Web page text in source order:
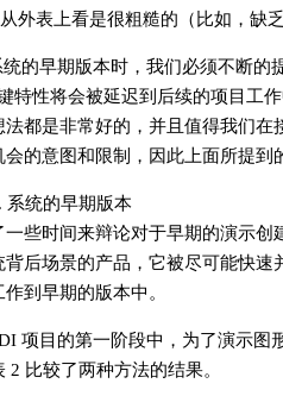
外表上看是很粗糙的（比如，缺
的早期版本时，我们必须不断
特性将会被延迟到后续的项目工
法都是非常好的，并且值得我们
会的意图和限制，因此上面所提
系统的早期版本
一些时间来辩论对于早期的演示
背后场景的产品，它被尽可能快
到早期的版本中。
项目的第一阶段中，为了演示
2 比较了两种方法的结果。